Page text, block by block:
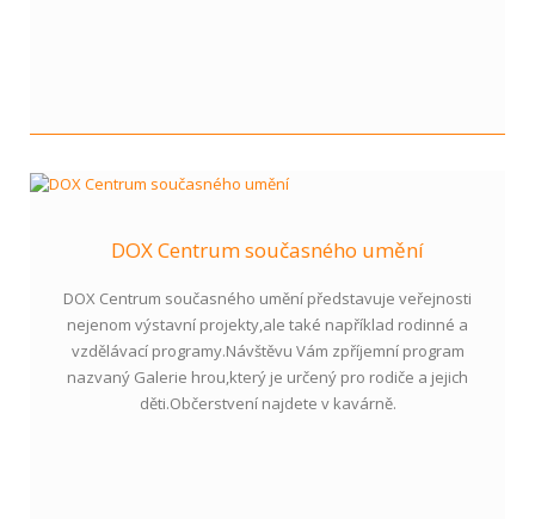
DOX Centrum současného umění
DOX Centrum současného umění představuje veřejnosti
nejenom výstavní projekty,ale také například rodinné a
vzdělávací programy.Návštěvu Vám zpříjemní program
nazvaný Galerie hrou,který je určený pro rodiče a jejich
děti.Občerstvení najdete v kavárně.